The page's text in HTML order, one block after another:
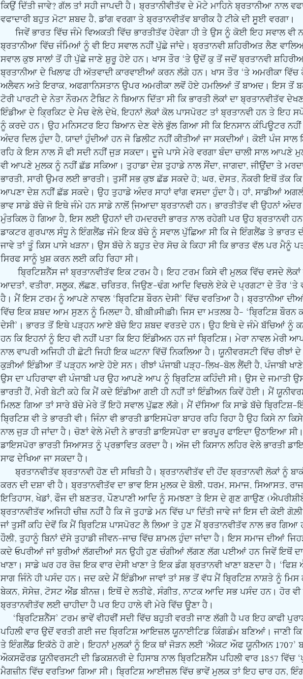
ਕਿਉਂ ਦਿੱਤੀ ਜਾਵੇ? ਗੱਲ ਤਾਂ ਸਹੀ ਜਾਪਦੀ ਹੈ। ਬ੍ਰਤਾਨੀਵੀਤੱਵ ਦੇ ਮੋਟੇ ਮਾਹਿਨੇ ਬ੍ਰਤਾਨੀਆ ਨਾਲ
ਵਫਾਦਾਰੀ ਬਹੁਤ ਮੋਟਾ ਸ਼ਬਦ ਹੈ, ਡਾਂਗ ਵਰਗਾ ਤੇ ਬ੍ਰਤਾਨਵੀਤੱਵ ਬਾਰੀਕ ਹੈ ਟੀਕੇ ਦੀ ਸੂਈ ਵਰਗਾ।
ਬ੍ਰਤਾਨੀਆ ਵਿੱਚ ਜੰਮਿਆਂ ਨੂੰ ਵੀ ਇਹ ਸਵਾਲ ਨਹੀਂ ਪੁੱਛੇ ਜਾਂਦੇ। ਬ੍ਰਤਾਨਵੀ ਸ਼ਹਿਰੀਅਤ ਲੈਣ
ਸਵਾਲ ਕੁਝ ਸਾਲਾਂ ਤੋਂ ਹੀ ਪੁੱਛੇ ਜਾਣੇ ਸ਼ੁਰੂ ਹੋਏ ਹਨ। ਖਾਸ ਤੌਰ ‘ਤੇ ਉਦੋਂ ਕੁ ਤੋਂ ਜਦੋਂ ਬ੍ਰਤਾਨਵੀ
ਬ੍ਰਤਾਨੀਆ ਦੇ ਖਿਲਾਫ ਹੀ ਅੱਤਵਾਦੀ ਕਾਰਵਾਈਆਂ ਕਰਨ ਲੱਗੇ ਹਨ। ਖਾਸ ਤੌਰ ‘ਤੇ ਅਮਰੀਕਾ
ਅਲੈਵਨ ਅਤੇ ਇਰਾਕ, ਅਫਗਾਨਿਸਤਾਨ ਉਪਰ ਅਮਰੀਕਾ ਲਵੋਂ ਹੋਏ ਹਮਲਿਆਂ ਤੋਂ ਬਾਅਦ। ਇਸ ਤੋਂ
ਟੋਰੀ ਪਾਰਟੀ ਦੇ ਨੇਤਾ ਨੌਰਮਨ ਟੈਬਿਟ ਨੇ ਬਿਆਨ ਦਿੱਤਾ ਸੀ ਕਿ ਭਾਰਤੀ ਲੋਕਾਂ ਦਾ ਬ੍ਰਤਾਨਵੀਤੱਵ
ਇੰਡੀਆ ਦੇ ਕ੍ਰਿਕਿਟ ਦੇ ਮੈਚ ਵੇਲੇ ਦੇਖੋ, ਇਹਨਾਂ ਲੋਕਾਂ ਕੋਲ ਪਾਸਪੋਰਟ ਤਾਂ ਬ੍ਰਤਾਨਵੀ ਹਨ ਤੇ ਇਹ
ਨੂੰ ਕਰਦੇ ਹਨ। ਉਹ ਮਨਿਸਟਰ ਇਹ ਬਿਆਨ ਦੇਣ ਵੇਲੇ ਭੁੱਲ ਗਿਆ ਸੀ ਕਿ ਇਨਸਾਨ ਕੰਪਿਊਟਰ ਨਹੀਂ
ਅੰਦਰ ਦਿਲ ਹੁੰਦਾ ਹੈ, ਯਾਦਾਂ ਹੁੰਦੀਆਂ ਹਨ ਜੋ ਡਿਲੀਟ ਨਹੀਂ ਕੀਤੀਆਂ ਜਾ ਸਕਦੀਆਂ। ਕੋਈ ਪੰਜ
ਰਹਿ ਕੇ ਇਸ ਨਾਲ ਸੌ ਫੀ ਸਦੀ ਨਹੀਂ ਜੁੜ ਸਕਦਾ। ਦੂਜੇ ਪਾਸੇ ਮੇਰੇ ਵਰਗਾ ਬੰਦਾ ਚਾਲੀ ਸਾਲ ਆਪਣੇ
ਵੀ ਆਪਣੇ ਮੁਲਕ ਨੂੰ ਨਹੀਂ ਛੱਡ ਸਕਿਆ। ਤੁਹਾਡਾ ਦੇਸ਼ ਤੁਹਾਡੇ ਨਾਲ ਸੌਂਦਾ, ਜਾਗਦਾ, ਜੀਉਂਦਾ ਤੇ
ਭਾਰਤੀ, ਸਾਰੀ ਉਮਰ ਲਈ ਭਾਰਤੀ। ਤੁਸੀਂ ਸਭ ਕੁਝ ਛੱਡ ਸਕਦੇ ਹੋ; ਘਰ, ਦੋਸਤ, ਨੌਕਰੀ ਇਥੋਂ ਤੱਕ ਕਿ
ਆਪਣਾ ਦੇਸ਼ ਨਹੀਂ ਛੱਡ ਸਕਦੇ। ਉਹ ਤੁਹਾਡੇ ਅੰਦਰ ਸਾਹਾਂ ਵਾਂਗ ਵਸਦਾ ਹੁੰਦਾ ਹੈ। ਹਾਂ, ਸਾਡੀਆਂ
ਭਾਵ ਸਾਡੇ ਬੱਚੇ ਜੋ ਇਥੇ ਜੰਮੇ ਹਨ ਸਾਡੇ ਨਾਲੋਂ ਜਿ਼ਆਦਾ ਬ੍ਰਤਾਨਵੀ ਹਨ। ਭਾਰਤੀਤੱਵ ਵੀ ਉਹਨਾਂ ਅੰਦਰ
ਮੁੰਤਕਿਲ ਹੋ ਗਿਆ ਹੈ, ਇਸ ਲਈ ਉਹਨਾਂ ਦੀ ਹਮਦਰਦੀ ਭਾਰਤ ਨਾਲ ਰਹੇਗੀ ਪਰ ਉਹ ਬ੍ਰਤਾਨਵੀ
ਡਾਕਟਰ ਗੁਰਪਾਲ ਸੰਧੂ ਨੇ ਇੰਗਲੈਂਡ ਜੰਮੇ ਇਕ ਬੱਚੇ ਨੂੰ ਸਵਾਲ ਪੁੱਛਿਆ ਸੀ ਕਿ ਜੇ ਇੰਗਲੈਂਡ ਤੇ ਭਾਰਤ
ਜਾਵੇ ਤਾਂ ਤੂੰ ਕਿਸ ਪਾਸੇ ਖੜਨਾ। ਉਸ ਬੱਚੇ ਨੇ ਬਹੁਤ ਦੇਰ ਸੋਚ ਕੇ ਕਿਹਾ ਸੀ ਕਿ ਭਾਰਤ ਵੱਲ ਪਰ ਮੈਨੂੰ
ਸਿਰਫ ਸਾਨੂੰ ਖੁਸ਼ ਕਰਨ ਲਈ ਕਹਿ ਰਿਹਾ ਸੀ।
ਆਦਤਾਂ, ਵਤੀਰਾ, ਸਲੂਕ, ਲੱਛਣ, ਚਰਿਤਰ, ਜਿਉਣ-ਢੰਗ ਆਦਿ ਵਿਚਲੇ ਏਕੇ ਦੇ ਪ੍ਰਗਟਾ ਦੇ ਤੌਰ ‘ਤੇ
ਹੈ। ਮੈਂ ਇਸ ਟਰਮ ਨੂੰ ਆਪਣੇ ਨਾਵਲ ‘ਬਿ੍ਰਟਿਸ਼ ਬੌਰਨ ਦੇਸੀ’ ਵਿੱਚ ਵਰਤਿਆ ਹੈ। ਬ੍ਰਤਾਨੀਆ
ਵਿੱਚ ਇਕ ਸ਼ਬਦ ਆਮ ਸੁਣਨ ਨੂੰ ਮਿਲਦਾ ਹੈ, ਬੀ.ਬੀ.ਸੀ.ਡੀ. ਜਿਸ ਦਾ ਮਤਲਬ ਹੈ- ‘ਬਿ੍ਰਟਿਸ਼ ਬੌਰਨ
ਦੇਸੀ’। ਭਾਰਤ ਤੋਂ ਇਥੇ ਪੜ੍ਹਨ ਆਏ ਬੱਚੇ ਇਹ ਸ਼ਬਦ ਵਰਤਦੇ ਹਨ। ਉਹ ਇਥੇ ਦੇ ਜੰਮੇ ਬੱਚਿਆਂ ਨੂੰ
ਹਨ ਕਿ ਇਹਨਾਂ ਨੂੰ ਇਹ ਵੀ ਨਹੀਂ ਪਤਾ ਕਿ ਇਹ ਇੰਡੀਅਨ ਹਨ ਜਾਂ ਬਿ੍ਰਟਿਸ਼। ਮੇਰਾ ਨਾਵਲ ਮੇਰੀ
ਨਾਲ ਵਾਪਰੀ ਅਜਿਹੀ ਹੀ ਛੋਟੀ ਜਿਹੀ ਇਕ ਘਟਨਾ ਵਿੱਚੋਂ ਨਿਕਲਿਆ ਹੈ। ਯੂਨੀਵਰਸਟੀ ਵਿੱਚ ਰੀਝਾਂ
ਕੁੜੀਆਂ ਇੰਡੀਆ ਤੋਂ ਪੜ੍ਹਨ ਆਏ ਹੋਏ ਸਨ। ਰੀਝਾਂ ਪੰਜਾਬੀ ਪੜ੍ਹ-ਲਿਖ-ਬੋਲ ਲੈਂਦੀ ਹੈ, ਪੰਜਾਬੀ ਖਾਣੇ
ਉਸ ਦਾ ਪਹਿਰਾਵਾ ਵੀ ਪੰਜਾਬੀ ਪਰ ਉਹ ਆਪਣੇ ਆਪ ਨੂੰ ਬਿ੍ਰਟਿਸ਼ ਕਹਿੰਦੀ ਸੀ। ਉਸ ਦੇ ਜਮਾਤੀ
ਭਾਰਤੀ ਹੈਂ, ਮੇਰੀ ਬੇਟੀ ਕਹੇ ਕਿ ਮੈਂ ਕਦੇ ਇੰਡੀਆ ਗਈ ਹੀ ਨਹੀਂ ਤਾਂ ਇੰਡੀਅਨ ਕਿਵੇਂ ਹੋਈ। ਮੈਂ
ਮਿਲਣ ਗਿਆ ਤਾਂ ਸਾਰੇ ਬੱਚੇ ਮੇਰੇ ਤੋਂ ਇਹੋ ਸਵਾਲ ਪੁੱਛਣ ਲੱਗੇ। ਮੈਂ ਦੱਸਿਆ ਕਿ ਸਾਡੇ ਬੱਚੇ ਬਿ੍ਰਟਿਸ਼-
ਬਿ੍ਰਟਿਸ਼ ਵੀ ਤੇ ਭਾਰਤੀ ਵੀ। ਜਿੰਨਾ ਵੀ ਭਾਰਤੀ ਡਾਇਸਪੋਰਾ ਬਾਹਰ ਰਹਿ ਰਿਹਾ ਹੈ ਉਹ ਕਿਸੇ ਨਾ
ਨਾਲ ਜੁੜ ਹੀ ਜਾਂਦਾ ਹੈ। ਚੋਣਾਂ ਵੇਲੇ ਮੋਦੀ ਨੇ ਭਾਰਤੀ ਡਾਇਸਪੋਰਾ ਦਾ ਭਰਪੂਰ ਫਾਇਦਾ ਉਠਾਇਆ
ਡਾਇਸਪੋਰਾ ਭਾਰਤੀ ਸਿਆਸਤ ਨੂੰ ਪ੍ਰਭਾਵਿਤ ਕਰਦਾ ਹੈ। ਅੱਜ ਦੀ ਕਿਸਾਨ ਲਹਿਰ ਵੇਲੇ ਭਾਰਤੀ
ਸਾਫ ਦੇਖਿਆ ਜਾ ਸਕਦਾ ਹੈ।
ਕਰਨ ਦੀ ਦਸ਼ਾ ਵੀ ਹੈ। ਬ੍ਰਤਾਨਵੀਤੱਵ ਦਾ ਭਾਵ ਇਸ ਮੁਲਕ ਦੇ ਬੋਲੀ, ਧਰਮ, ਸਮਾਜ, ਸਿਆਸਤ,
ਇਤਿਹਾਸ, ਖੇਡਾਂ, ਫੌਜ ਦੀ ਬਣਤਰ, ਪੌਣਪਾਣੀ ਆਦਿ ਨੂੰ ਸਮਝਣਾ ਤੇ ਇਸ ਦੇ ਗੁਣ ਗਾਉਣ
ਬ੍ਰਤਾਨਵੀਤੱਵ ਅਜਿਹੀ ਚੀਜ਼ ਨਹੀਂ ਹੈ ਕਿ ਜੋ ਤੁਹਾਡੇ ਮਨ ਵਿੱਚ ਪਾ ਦਿੱਤੀ ਜਾਵੇ ਜਾਂ ਇਸ ਦੀ ਕੋਈ ਗੋਲ਼ੀ
ਜਾਂ ਤੁਸੀਂ ਕਹਿ ਦੇਵੋਂ ਕਿ ਮੈਂ ਬਿ੍ਰਟਿਸ਼ ਪਾਸਪੋਰਟ ਲੈ ਲਿਆ ਤੇ ਹੁਣ ਮੈਂ ਬ੍ਰਤਾਨਵੀਤੱਵ ਨਾਲ ਭਰ ਗਿਆ
ਹੌਲੀ, ਤੁਹਾਨੂੰ ਬਿਨਾਂ ਦੱਸੇ ਤੁਹਾਡੀ ਜੀਵਨ-ਜਾਚ ਵਿੱਚ ਸ਼ਾਮਲ ਹੁੰਦਾ ਜਾਂਦਾ ਹੈ। ਇਸ ਸਮਾਜ ਦੀਆਂ
ਕਦੇ Eਪਰੀਆਂ ਜਾਂ ਬੁਰੀਆਂ ਲੱਗਦੀਆਂ ਸਨ ਉਹੀ ਹੁਣ ਚੰਗੀਆਂ ਲੱਗਣ ਲੱਗ ਪਈਆਂ ਹਨ ਜਿਵੇਂ ਇਥੋਂ ਦਾ
ਖਾਣਾ। ਸਾਡੇ ਘਰ ਹਰ ਰੋਜ਼ ਇਕ ਵਾਰ ਦੇਸੀ ਖਾਣਾ ਤੇ ਇਕ ਡੰਗ ਬ੍ਰਤਾਨਵੀ ਖਾਣਾ ਬਣਦਾ ਹੈ।
ਸਾਗ ਜਿੰਨੇ ਹੀ ਪਸੰਦ ਹਨ। ਜਦ ਕਦੇ ਮੈਂ ਇੰਡੀਆ ਜਾਵਾਂ ਤਾਂ ਸਭ ਤੋਂ ਵੱਧ ਮੈਂ ਬਿ੍ਰਟਿਸ਼ ਨਾਸ਼ਤੇ ਨੂੰ ਮਿਸ
ਬੇਕਨ, ਸੋਸੇਜ਼, ਟੋਸਟ ਐਂਡ ਬੀਨਜ਼। ਇਥੋਂ ਦੇ ਲਤੀਫੇ, ਸੰਗੀਤ, ਨਾਟਕ ਆਦਿ ਸਭ ਪਸੰਦ ਹਨ। ਹੋਰ
ਬ੍ਰਤਾਨਵੀਤੱਵ ਲਈ ਚਾਹੀਦਾ ਹੈ ਪਰ ਇਹ ਹਾਲੇ ਵੀ ਮੇਰੇ ਵਿੱਚ ਊਣਾ ਹੈ।
ਪਹਿਲੀ ਵਾਰ ਉਦੋਂ ਵਰਤੀ ਗਈ ਜਦ ਬਿ੍ਰਟਿਸ਼ ਆਇਜ਼ਲ ਯੂਨਾਈਟਿਡ ਕਿੰਗਡੰਮ ਬਣਿਆਂ। ਜਾਣੀ
ਤੇ ਇੰਗਲੈਂਡ ਇਕੱਠੇ ਹੋ ਗਏ। ਇਹਨਾਂ ਮੁਲਕਾਂ ਨੂੰ ਇਕ ਥਾਂ ਜੋੜਨ ਲਈ ‘ਐਕਟ ਔਫ ਯੂਨੀਅਨ 1707’
ਔਕਸਫੌਰਡ ਯੂਨੀਵਰਸਟੀ ਦੀ ਡਿਕਸ਼ਨਰੀ ਦੇ ਹਿਸਾਬ ਨਾਲ ਬਿ੍ਰਟਿਸ਼ਨੈੱਸ ਪਹਿਲੀ ਵਾਰ 1857 ਵਿੱਚ
ਮੈਗਜ਼ੀਨ ਵਿੱਚ ਵਰਤਿਆ ਗਿਆ ਸੀ। ਬਿ੍ਰਟਿਸ਼ ਆਈਜ਼ਲ ਵਿੱਚ ਭਾਵੇਂ ਮੁਲਕ ਤਾਂ ਇਹ ਚਾਰ ਹਨ,